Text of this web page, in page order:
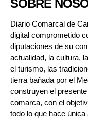
SOBRE
Diario Comarcal de
digital comprometido
diputaciones de su
actualidad, la cultura,
el turismo, las
tierra bañada por el
construyen el
comarca, con el
todo lo que hace